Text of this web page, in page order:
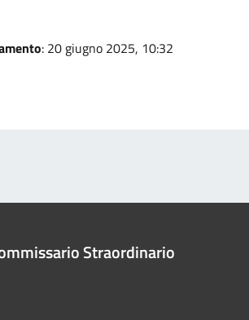
: 20 giugno 2025, 10:32
Straordinario